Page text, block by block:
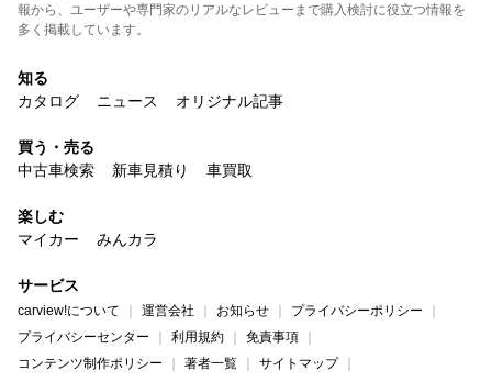
報から、ユーザーや専門家のリアルなレビューまで購入検討に役立つ情報を
多く掲載しています。
知る
カタログ
ニュース オリジナル記事
買う・売る
中古車検索
新車見積り 車買取
楽しむ
マイカー
みんカラ
サービス
carview!について 運営会社 お知らせ
プライバシーポリシー
プライバシーセンター
利用規約
免責事項
コンテンツ制作ポリシー
著者一覧 サイトマップ